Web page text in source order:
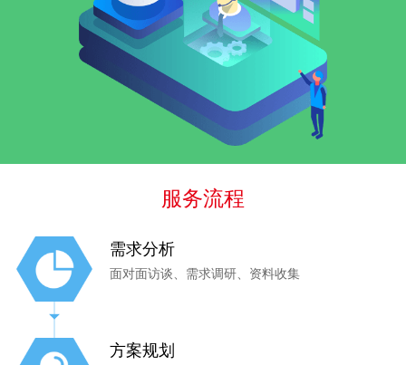
服务流程
需求分析
面对面访谈、需求调研、资料收集
方案规划